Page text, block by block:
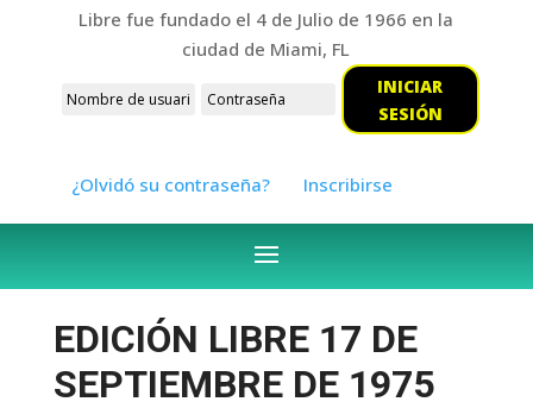
Libre fue fundado el 4 de Julio de 1966 en la
ciudad de Miami, FL
INICIAR
SESIÓN
¿Olvidó su contraseña? Inscribirse
EDICIÓN LIBRE 17 DE
SEPTIEMBRE DE 1975